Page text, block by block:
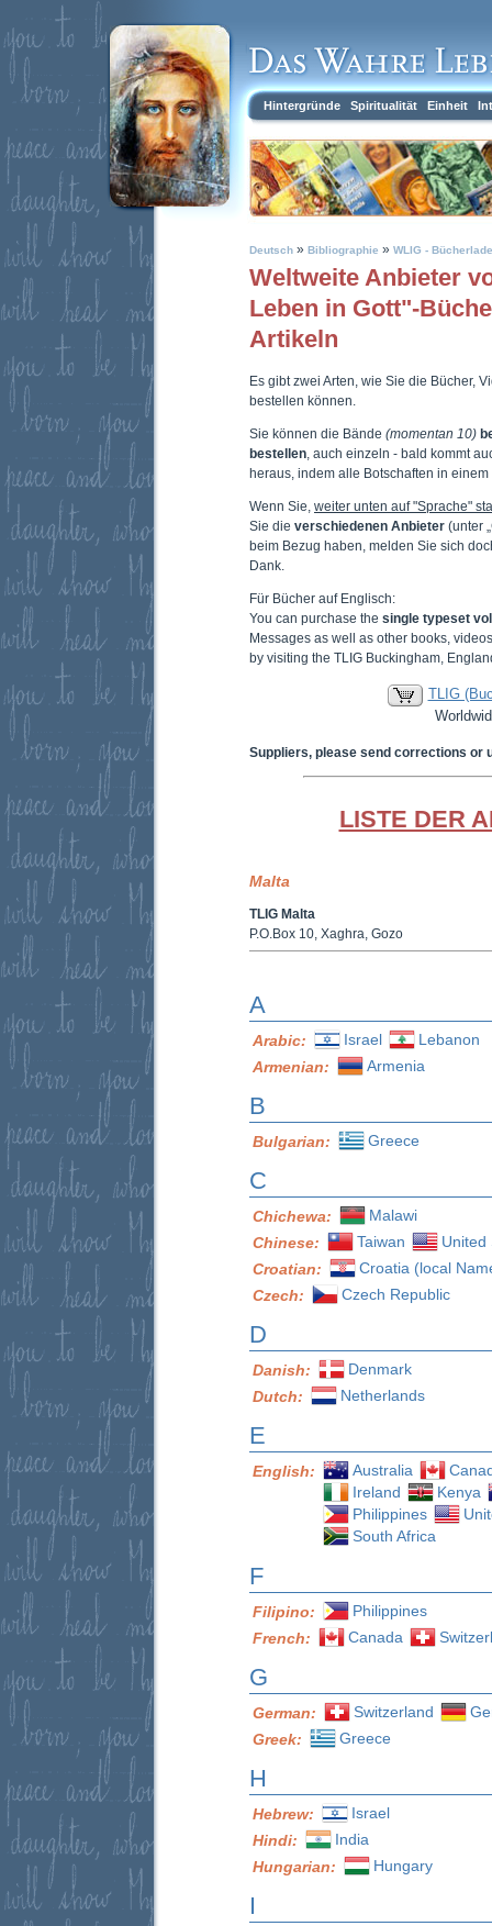
Hintergründe Spiritualität Einheit
Deutsch » Bibliographie » WLIG -
Weltweite Anbieter
Leben in Gott"-
Artikeln
Es gibt zwei Arten, wie Sie die Bücher,
bestellen können.
Sie können die Bände (momentan 10)
bestellen , auch einzeln - bald kommt
heraus, indem alle Botschaften in
Wenn Sie, weiter unten auf "Sprache"
Sie die verschiedenen Anbieter (unter
beim Bezug haben, melden Sie sich
Dank.
Für Bücher auf Englisch:
You can purchase the single typeset
Messages as well as other books,
by visiting the TLIG Buckingham,
TLIG
Suppliers, please send corrections or
LISTE DER
Malta
TLIG Malta
P.O.Box 10, Xaghra, Gozo
A
Arabic: Israel
Lebanon
Armenian:
Armenia
B
Bulgarian: Greece
C
Chichewa:
Malawi
Chinese:
Taiwan
United
Croatian:
Croatia (local
Czech:
Czech Republic
D
Danish:
Denmark
Dutch:
Netherlands
E
English: Australia
Ireland
Kenya
Philippines
South Africa
F
Filipino:
Philippines
French:
Canada
G
German: Switzerland
Greek:
Greece
H
Hebrew:
Israel
Hindi:
India
Hungarian:
Hungary
I